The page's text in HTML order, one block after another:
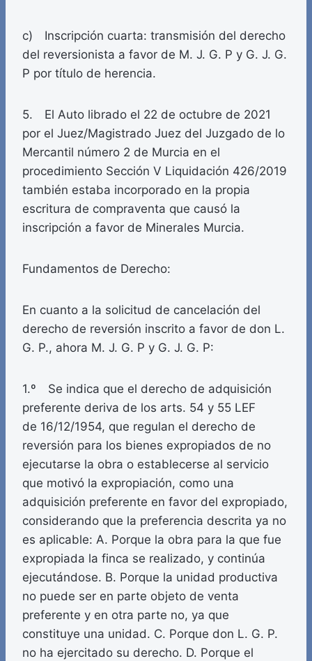
c) Inscripción cuarta: transmisión del derecho
del reversionista a favor de M. J. G. P y G. J. G.
P por título de herencia.
5. El Auto librado el 22 de octubre de 2021
por el Juez/Magistrado Juez del Juzgado de lo
Mercantil número 2 de Murcia en el
procedimiento Sección V Liquidación 426/2019
también estaba incorporado en la propia
escritura de compraventa que causó la
inscripción a favor de Minerales Murcia.
Fundamentos de Derecho:
En cuanto a la solicitud de cancelación del
derecho de reversión inscrito a favor de don L.
G. P., ahora M. J. G. P y G. J. G. P:
1.º Se indica que el derecho de adquisición
preferente deriva de los arts. 54 y 55 LEF
de 16/12/1954, que regulan el derecho de
reversión para los bienes expropiados de no
ejecutarse la obra o establecerse al servicio
que motivó la expropiación, como una
adquisición preferente en favor del expropiado,
considerando que la preferencia descrita ya no
es aplicable: A. Porque la obra para la que fue
expropiada la finca se realizado, y continúa
ejecutándose. B. Porque la unidad productiva
no puede ser en parte objeto de venta
preferente y en otra parte no, ya que
constituye una unidad. C. Porque don L. G. P.
no ha ejercitado su derecho. D. Porque el